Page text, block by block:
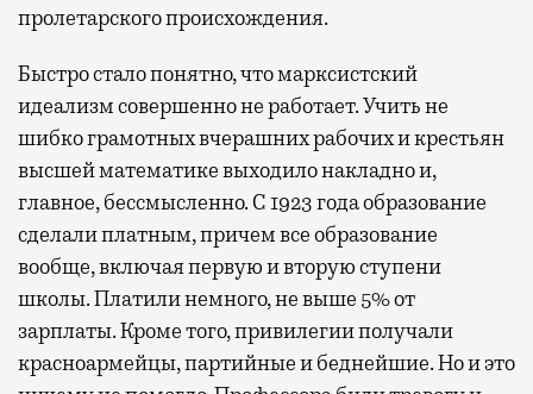
пролетарского происхождения.
Быстро стало понятно, что марксистский
идеализм совершенно не работает. Учить не
шибко грамотных вчерашних рабочих и крестьян
высшей математике выходило накладно и,
главное, бессмысленно. С 1923 года образование
сделали платным, причем все образование
вообще, включая первую и вторую ступени
школы. Платили немного, не выше 5% от
зарплаты. Кроме того, привилегии получали
красноармейцы, партийные и беднейшие. Но и это